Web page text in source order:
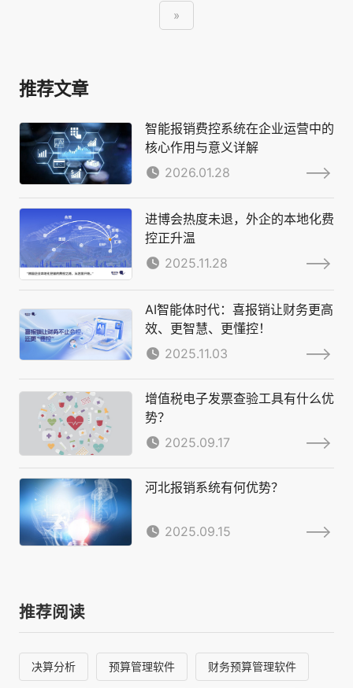
»
推荐文章
智能报销费控系统在企业运营中的
核心作用与意义详解
2026.01.28
进博会热度未退，外企的本地化费
控正升温
2025.11.28
AI智能体时代：喜报销让财务更高
效、更智慧、更懂控！
2025.11.03
增值税电子发票查验工具有什么优
势？
2025.09.17
河北报销系统有何优势？
2025.09.15
推荐阅读
决算分析 预算管理软件 财务预算管理软件